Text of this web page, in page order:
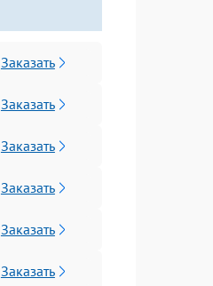
Заказать
Заказать
Заказать
Заказать
Заказать
Заказать